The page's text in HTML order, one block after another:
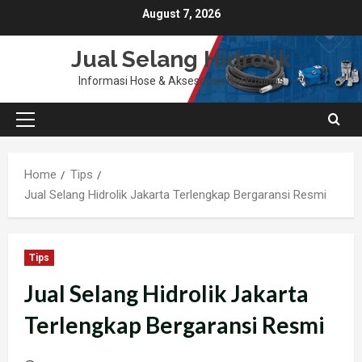
to
August 7, 2026
Jual Selang Hidrolik
Informasi Hose & Aksesories Berkualitas
Primary
Home
Tips
Jual Selang Hidrolik Jakarta Terlengkap Bergaransi Resmi
Tips
Jual Selang Hidrolik Jakarta
Terlengkap Bergaransi Resmi